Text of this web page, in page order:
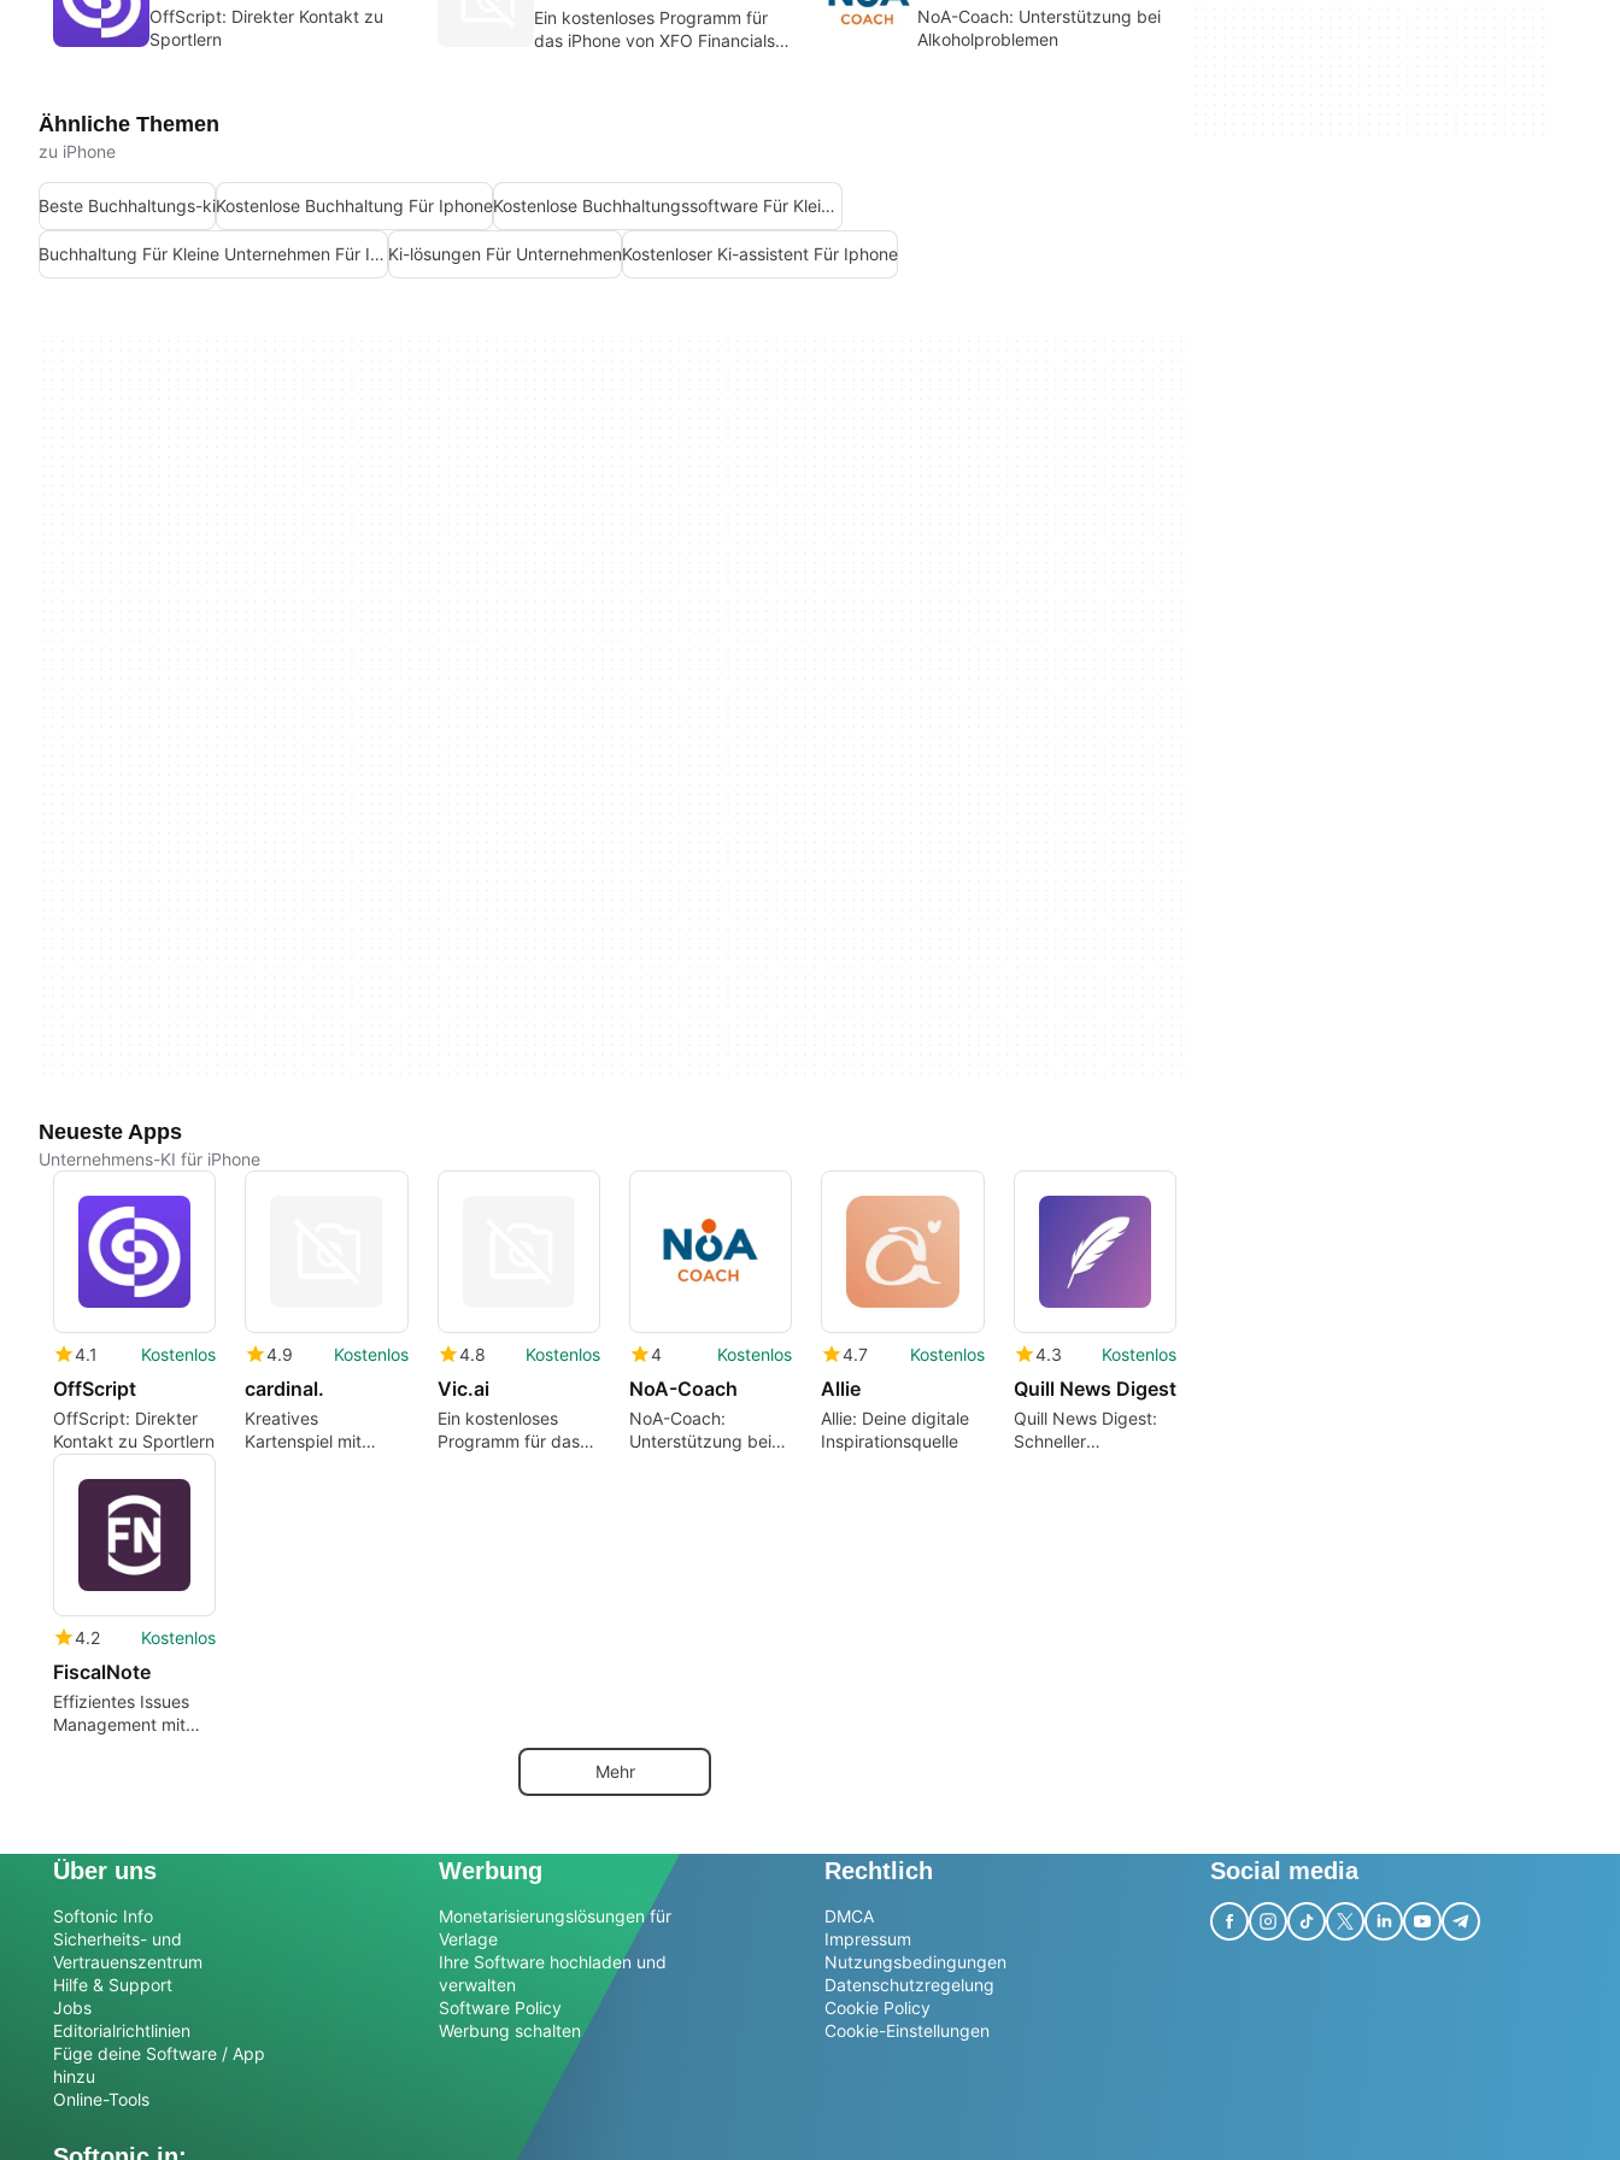
OffScript: Direkter Kontakt zu
Sportlern
Ein kostenloses Programm für
das iPhone von XFO Financials
NoA-Coach: Unterstützung bei
Alkoholproblemen
Ähnliche Themen
zu iPhone
Beste Buchhaltungs-kiKostenlose Buchhaltung Für Iphone Kostenlose Buchhaltungssoftware Für Kleine Unternehmen Für Iphone
Buchhaltung Für Kleine Unternehmen Für Iphone Ki-lösungen Für UnternehmenKostenloser Ki-assistent Für Iphone
Neueste Apps
Unternehmens-KI für iPhone
4.1 Kostenlos
OffScript
OffScript: Direkter
Kontakt zu Sportlern
4.9 Kostenlos
cardinal.
Kreatives
Kartenspiel mit
4.8 Kostenlos
Vic.ai
Ein kostenloses
Programm für das
4 Kostenlos
NoA-Coach
NoA-Coach:
Unterstützung bei
4.7 Kostenlos
Allie
Allie: Deine digitale
Inspirationsquelle
4.3 Kostenlos
Quill News Digest
Quill News Digest:
Schneller
4.2 Kostenlos
FiscalNote
Effizientes Issues
Management mit
Mehr
Über uns
Softonic Info
Sicherheits- und
Vertrauenszentrum
Hilfe & Support
Jobs
Editorialrichtlinien
Füge deine Software / App
hinzu
Online-Tools
Werbung
Monetarisierungslösungen für
Verlage
Ihre Software hochladen und
verwalten
Software Policy
Werbung schalten
Rechtlich
DMCA
Impressum
Nutzungsbedingungen
Datenschutzregelung
Cookie Policy
Cookie-Einstellungen
Social media